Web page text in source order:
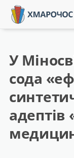
У
сода
адептів